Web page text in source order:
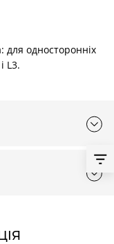
для односторонніх
L3.